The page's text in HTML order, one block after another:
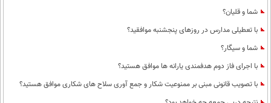
شما و قلیان؟
با تعطیلی مدارس در روزهای پنجشنبه موافقید؟
شما و سیگار؟
با اجرای فاز دوم هدفمندی یارانه ها موافق هستید؟
با تصویب قانونی مبنی بر ممنوعیت شکار و جمع آوری سلاح های شکاری موافق هستید؟